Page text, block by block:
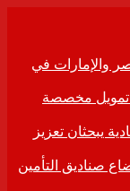
تجارة مصر والإمارات في
تمويل مخصصة
يبحثان تعزيز
صناديق التأمين